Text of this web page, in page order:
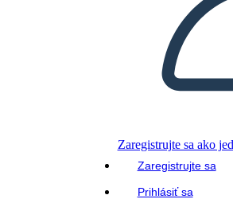
Zaregistrujte sa ako
Zaregistrujte sa
Prihlásiť sa